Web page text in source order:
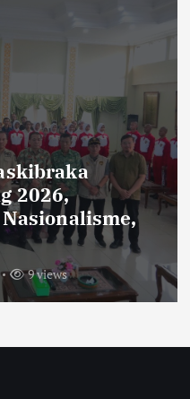
SMPN 2
Purnama
Aturan
27 views